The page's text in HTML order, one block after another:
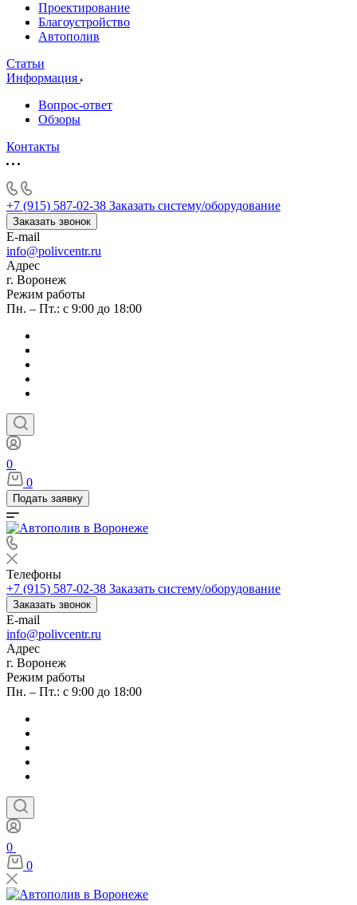
Проектирование
Благоустройство
Автополив
Статьи
Информация
Вопрос-ответ
Обзоры
Контакты
+7 (915) 587-02-38 Заказать систему/оборудование
Заказать звонок
E-mail
info@polivcentr.ru
Адрес
г. Воронеж
Режим работы
Пн. – Пт.: с 9:00 до 18:00
0
0
Подать заявку
Телефоны
+7 (915) 587-02-38 Заказать систему/оборудование
Заказать звонок
E-mail
info@polivcentr.ru
Адрес
г. Воронеж
Режим работы
Пн. – Пт.: с 9:00 до 18:00
0
0